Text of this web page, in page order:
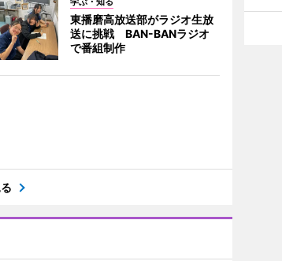
東播磨高放送部がラジオ生放
送に挑戦 BAN-BANラジオ
で番組制作